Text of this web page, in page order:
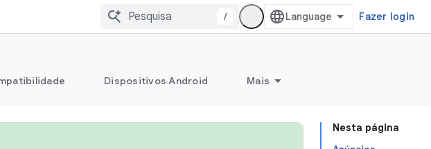
/ Fazer login
Dispositivos Android Mais
Nesta página